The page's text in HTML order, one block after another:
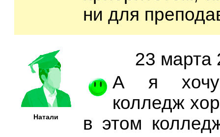
ни для
Натали
23 марта
А я хочу
колледж
в этом